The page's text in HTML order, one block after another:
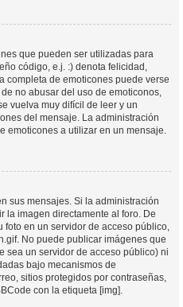
que pueden ser utilizadas para
código, e.j. :) denota felicidad,
completa de emoticones puede verse
no abusar del uso de emoticonos,
vuelva muy difícil de leer y un
del mensaje. La administración
emoticones a utilizar en un mensaje.
sus mensajes. Si la administración
la imagen directamente al foro. De
foto en un servidor de acceso público,
No puede publicar imágenes que
sea un servidor de acceso público) ni
bajo mecanismos de
sitios protegidos por contraseñas,
con la etiqueta [img].